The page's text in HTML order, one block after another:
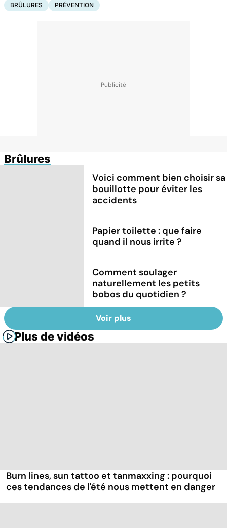
BRÛLURES PRÉVENTION
Brûlures
Voici comment bien choisir sa
bouillotte pour éviter les
accidents
Papier toilette : que faire
quand il nous irrite ?
Comment soulager
naturellement les petits
bobos du quotidien ?
Voir plus
Plus de vidéos
Burn lines, sun tattoo et tanmaxxing : pourquoi
ces tendances de l'été nous mettent en danger